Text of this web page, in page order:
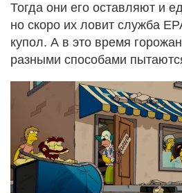
Тогда они его оставляют и
но скоро их ловит служба
купол. А в это время
разными способами